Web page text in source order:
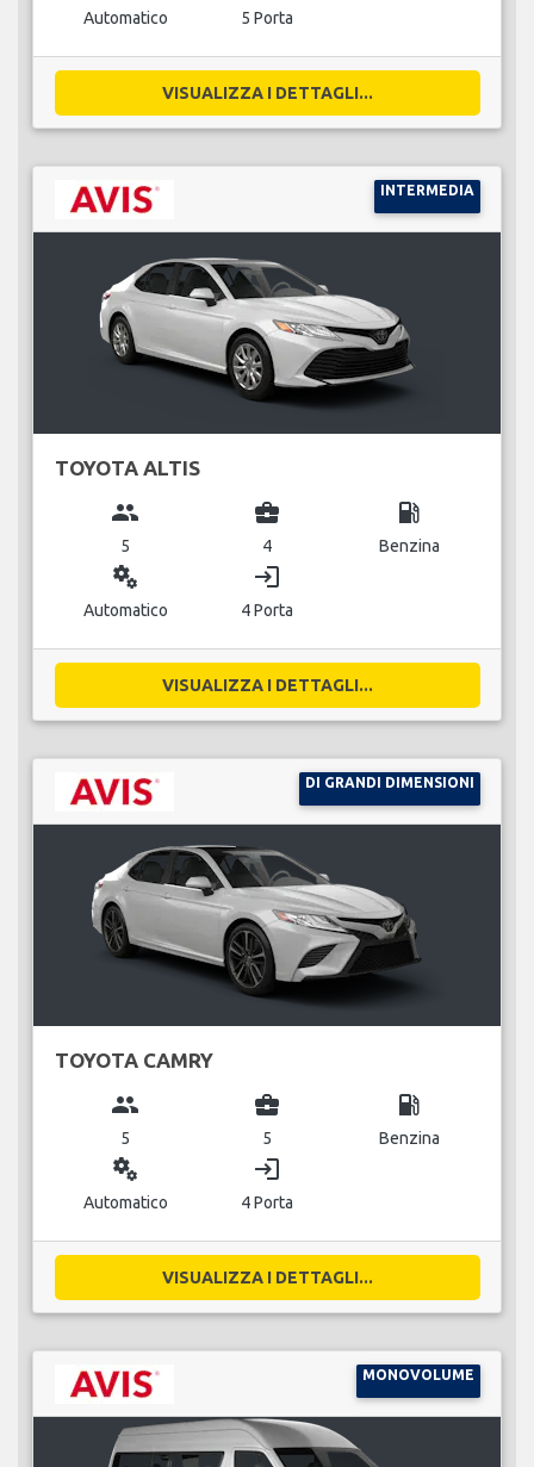
Automatico 5 Porta
VISUALIZZA I DETTAGLI...
INTERMEDIA
TOYOTA ALTIS
group
5
business_center
4
local_gas_station
Benzina
miscellaneous_services
Automatico
login
4 Porta
VISUALIZZA I DETTAGLI...
DI GRANDI DIMENSIONI
TOYOTA CAMRY
group
5
business_center
5
local_gas_station
Benzina
miscellaneous_services
Automatico
login
4 Porta
VISUALIZZA I DETTAGLI...
MONOVOLUME